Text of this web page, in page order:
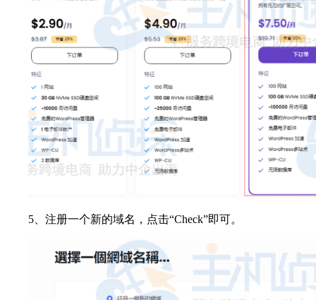
5、注册一个新的域名，点击“Check”即可。